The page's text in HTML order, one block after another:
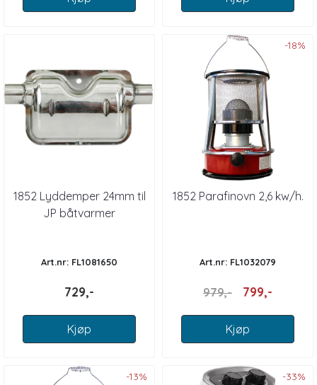
1852 Lyddemper 24mm til
JP båtvarmer
Art.nr: FL1081650
729,-
Kjøp
-18%
1852 Parafinovn 2,6 kw/h.
Art.nr: FL1032079
979,- 799,-
Kjøp
-13% -33%